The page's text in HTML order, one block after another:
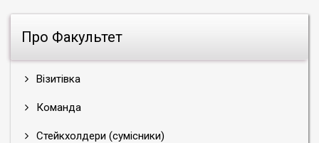
Про Факультет
Візитівка
Команда
Стейкхолдери (сумісники)